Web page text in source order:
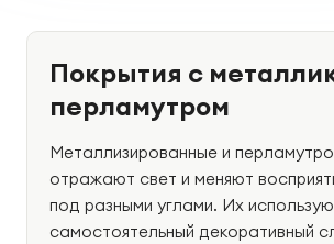
Покрытия с
перламутром
Металлизированные и
отражают свет и меняют
под разными углами. Их
самостоятельный декоративный